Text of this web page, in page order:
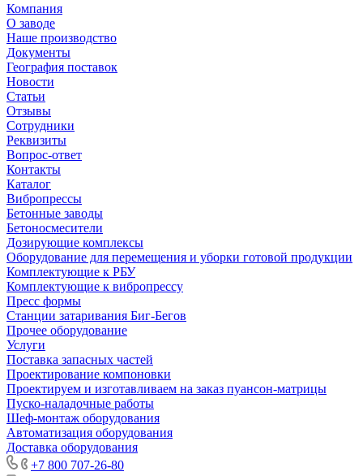
Компания
О заводе
Наше производство
Документы
География поставок
Новости
Статьи
Отзывы
Сотрудники
Реквизиты
Вопрос-ответ
Контакты
Каталог
Вибропрессы
Бетонные заводы
Бетоносмесители
Дозирующие комплексы
Оборудование для перемещения и уборки готовой продукции
Комплектующие к РБУ
Комплектующие к вибропрессу
Пресс формы
Станции затаривания Биг-Бегов
Прочее оборудование
Услуги
Поставка запасных частей
Проектирование компоновки
Проектируем и изготавливаем на заказ пуансон-матрицы
Пуско-наладочные работы
Шеф-монтаж оборудования
Автоматизация оборудования
Доставка оборудования
+7 800 707-26-80